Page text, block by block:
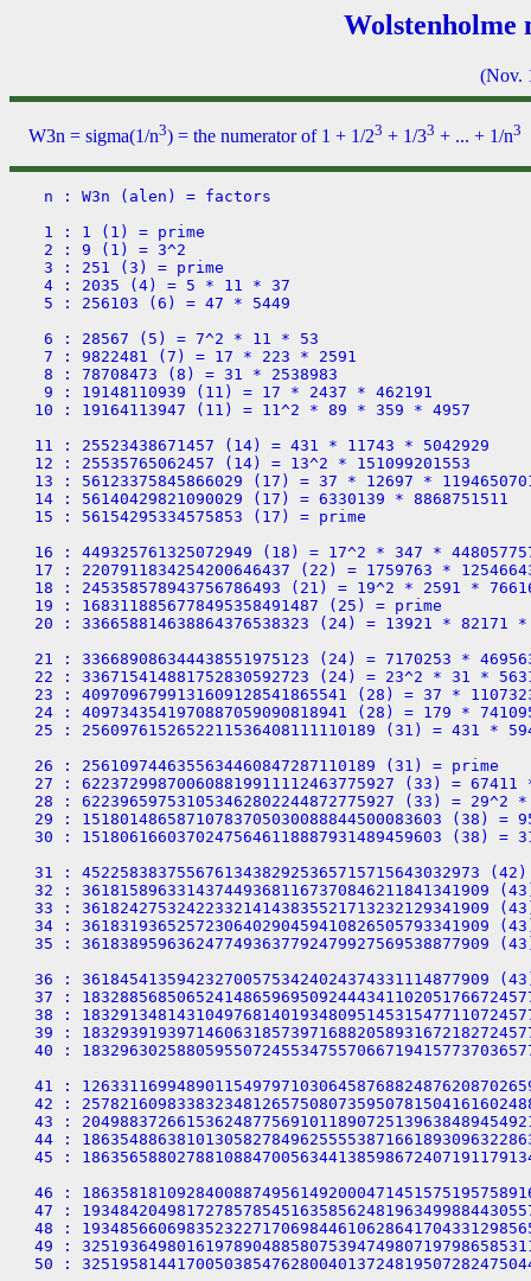
Wolstenholme
(Nov.
W3n = sigma(1/n3) = the numerator of 1 + 1/23 + 1/33 + ... + 1/n3
  n : W3n (alen) = factors

  1 : 1 (1) = prime
  2 : 9 (1) = 3^2
  3 : 251 (3) = prime
  4 : 2035 (4) = 5 * 11 * 37
  5 : 256103 (6) = 47 * 5449

  6 : 28567 (5) = 7^2 * 11 * 53
  7 : 9822481 (7) = 17 * 223 * 2591
  8 : 78708473 (8) = 31 * 2538983
  9 : 19148110939 (11) = 17 * 2437 * 462191
 10 : 19164113947 (11) = 11^2 * 89 * 359 * 4957

 11 : 25523438671457 (14) = 431 * 11743 * 5042929
 12 : 25535765062457 (14) = 13^2 * 151099201553
 13 : 56123375845866029 (17) = 37 * 12697 * 119465070161
 14 : 56140429821090029 (17) = 6330139 * 8868751511
 15 : 56154295334575853 (17) = prime

 16 : 449325761325072949 (18) = 17^2 * 347 * 4480577578703
 17 : 2207911834254200646437 (22) = 1759763 * 1254664312327399
 18 : 245358578943756786493 (21) = 19^2 * 2591 * 7661677 * 34237559
 19 : 1683118856778495358491487 (25) = prime
 20 : 336658814638864376538323 (24) = 13921 * 82171 * 294307265949353

 21 : 336689086344438551975123 (24) = 7170253 * 46956374669685791
 22 : 336715414881752830592723 (24) = 23^2 * 31 * 56311 * 7829357 * 46572151
 23 : 4097096799131609128541865541 (28) = 37 * 110732345922475922393023393
 24 : 4097343541970887059090818941 (28) = 179 * 74109551 * 504502267 * 612226387
 25 : 2560976152652211536408111110189 (31) = 431 * 5941940029355479202803042019

 26 : 2561097446355634460847287110189 (31) = prime
 27 : 622372998700608819911112463775927 (33) = 67411 * 1694345243179 * 5449015777209383
 28 : 622396597531053462802244872775927 (33) = 29^2 * 67 * 7548707 * 1463267890199092877863
 29 : 15180148658710783705030088844500083603 (38) = 953 * 1530346789 * 10408622728260420553660559
 30 : 15180616603702475646118887931489459603 (38) = 31^2 * 67 * 4308527 * 11192431 * 4889201958969261137

 31 : 452258383755676134382925365715715643032973 (42) = prime
 32 : 3618158963314374493681167370846211841341909 (43) = 37 * 97788080089577689018409928941789509225457
 33 : 3618242753242233214143835521713232129341909 (43) = 9619 * 21017 * 17897692903457844232305289945917583
 34 : 3618319365257230640290459410826505793341909 (43) = 1402567 * 2579783614798601878049647119051357827
 35 : 3618389596362477493637792479927569538877909 (43) = 149 * 5617067 * 4323340621594622406479740424477123

 36 : 3618454135942327005753424024374331114877909 (43) = 37^3 * 67 * 1301 * 1553 * 93239 * 482837 * 18717161 * 626262228661
 37 : 183288568506524148659695092444341102051766724577 (48) = 823 * 40357 * 577097 * 9562420833309003495687334144313731
 38 : 183291348143104976814019348095145315477110724577 (48) = 67 * 193 * 688668398749 * 20582574643566498570205649358983
 39 : 183293919397146063185739716882058931672182724577 (48) = 113 * 36467 * 63409 * 1693265684113 * 414279617132176472337611
 40 : 183296302588059550724553475570667194157737036577 (48) = 41^2 * 197279 * 7912639723 * 69852787477903379258023977901

 41 : 12633116994890115497971030645876882487620870265923417 (53) = 47 * 2477 * 7211 * 91159 * 705421 * 2622469 * 34339111 * 2598626187515802713
 42 : 257821609833832348126575080735950781504161602488233 (51) = 43^2 * 607 * 120691 * 767134259 * 588227238639101 * 4217958656492899
 43 : 20498837266153624877569101189072513963848945492103941131 (56) = 89 * 113 * 521 * 10159 * 2616023 * 2198418554099 * 66960726241022696884120961
 44 : 1863548863810130582784962555538716618930963228632721921 (55) = 137 * 13602546451168836370693157339698661452050826486370233
 45 : 1863565880278810884700563441385986724071911791343249921 (55) = 89 * 281 * 132384269 * 562875106556091904451926766570816846236501

 46 : 1863581810928400887495614920004714515751957589167249921 (55) = 47^2 * 53 * 106187 * 163991 * 461594299 * 1980273043690794177529245498931
 47 : 193484204981727857854516358562481963499884430557108252547983 (60) = 1945739 * 1236932419097 * 80392393912308758943734642638274286494101
 48 : 193485660698352322717069844610628641704331298565835334172983 (60) = 1307 * 148037995943651356325225588837512350194591659193447080469
 49 : 3251936498016197890488580753947498071979865853113300948741325281 (64) = 62473 * 119216653 * 118381766936021 * 3688314551642281662260482469900192969
 50 : 3251958144170050385476280040137248195072824750447564876132422113 (64) = 2729677649785041866161 * 2987746286575651602007 * 398740058323505096119

 51 : 3251978541824282633054228271011638628515617207095332257636422113 (64) = 3772150087 * 862102108034250820904366701306081575463998022805960599
 52 : 3251997785176236731494305725877071359132793058873204006924422113 (64) = 53^2 * 751 * 3343955723149 * 460996944157258594737636496165756589172072643
 53 : 484150380032914157748140164325119518120232694392648983862774294917101 (69) = 46153 * 68885464973194945399099 * 152283463915222144635515711319831410942783
 54 : 53794770916462515716247386467206295079614759359210310458788062990789 (68) = 217849 * 59028878320865447 * 3072343694184212446667 * 1361601946574051310180289
 55 : 591745439323004199872553855941906003521042832068331974016553287074679 (69) = 34367 * 17218419976227316899134456191750982149185056364196234004031579337

 56 : 591748242848160576162862823371062176951900724931704119769870464074679 (69) = 173 * 277 * 1973 * 889237 * 22661839 * 4244844959 * 756258284700683 * 96747414383368296754253
 57 : 591750901392888844394377511421035397069472877837558891541020288074679 (69) = 5065596574870499 * 27699286519373969281 * 4217350982472567239857718026301341
 58 : 591753424783935331430535716062670409540430787720569484167893824074679 (69) = 59^2 ** 128053 * 1327538116054766139985527161286499881763826249022390737740403
 59 : 121534218972573716612470894453273876594237674464356802837532415050665498341 (75) = 1153 * 36081310765873 * 1071958914222862296062103751 * 2725265514495007372034825031139
 60 : 121534687107261077447556373184224998016147633504799048093771801773778906341 (75) = 61^2 * 5419 * 3665968168623440356349 * 1644117062773559180776446379254144234150572291

 61 : 27586165931385696560502256547614016501835757153288317710720124870606606068186521 (80) = 11369 * 6681897737 * 363135956138508012866932792380637853273082636164869946168876868457
 62 : 27586262234206875438087114400368554626423609160602029043125037442207865524186521 (80) = 563 * 170097011983 * 288063199993669364646573840697249269932511021833332863714081593549
 63 : 27586354023585535928063174910317818413458740928625889335107736708204198068186521 (80) = 389 * 1951 * 2203 * 40361 * 288049 * 1322630805804856452787 * 1073015545393036753683624933403190947891
 64 : 220691532617723774715064603455250175547317559057396463876094987030031319031257793 (81) = 160586062837621763164231 * 1374288208565635430804104442818386268674172277336486482103
 65 : 220692201214064702730709035020658526925575870374984074455740627546796652518873793 (81) = 71899 * 87887 * 795079 * 250114976767705294916259299 * 175626285240262195541577562002774532841

 66 : 20062985443436643271104570862313819497962833055991583448169015310919908489352163 (80) = 67^2 * 4649 * 10687 * 1034249 * 14485417 * 93502943 * 903386821 * 1030915807331611 * 68952855414628319261381
 67 : 6034220383039801263446892411593933884325267262563969117661219736223357137804528600369 (85) = 732587833 * 175331611070779091 * 191696248493359991 * 245068576853872654577281882035330236376853
 68 : 6034236349514981708318846145826775875899008765189955699603305278490493185526064600369 (85) = 646241415794309127483829 * 9337433661843187384457632713627449515311853480087420515349261
 69 : 6034251631807777149667418503242557401198208142235011429988816303229967969343792600369 (85) = 113 * 953 * 541531 * 2808360392329003 * 622849419841416697 * 59155188953816129309341492543129717321801
 70 : 6034266268457118075737325665231773066196793238893012050785358114384895438023611864369 (85) = 71^2 * 271 * 4139 * 8081 * 1270516213751 * 9587458402823311957622677 * 10841621572100967406781071372154303

 71 : 2159735294780479525247200122731070102990075153079131049041852149303752432875646953540173159 (91) = 839 * 64881630125135840357709798037 * 39674988725692021635467341059588151908228715808415524125213
 72 : 2159740108860946601414729604451989447718595725330762268620093691460948284208362300604173159 (91) = 73^2 * 197015697025243 * 37769706231982240279 * 3229786085234326288585729 * 16863106306569255328107914867
 73 : 840177414774665039287931910528469282564375799832773994896922486698152755796117814955077501794703 (96) = 113 * 163 * 347 * 877 * 2502407132651 * 59898771816949575675631071660153350741671736561462155933892972799496983073
 74 : 840179139755426007481896805352489335616662140802293506674605527514893116566022308259153277794703 (96) = 28183 * 40709 * 2872121126957895902207 * 254971411412462855556638782941956082374400842703539072900617485707
 75 : 840180796652857432845881944410666999564655456910222572489360686109080484750019412602029253507471 (96) = 3323 * 252767720013033789205145714760268651 * 1000278187805158348550428345729743357126110419928362860727

 76 : 840182389003245341468292350765840635430989106661080420391295717937523943965611559768732677507471 (96) = 163 * 181 * 263 * 421 * 17207167067 * 14947211341218815158735079844100870201014253402103712924966644568547725503777
 77 : 9242023121278521746668316562955695366437978701885058964486886261935147210155321798678400060582181 (97) = 977446719677 * 7784373587646707153 * 81601656052990138156567067 * 14885084837120594598836764537910312550203
 78 : 9242039324012137258413591129160991565292174833317142953273358888435827336840830578203423292582181 (97) = 79^2 * 89 * 9631 * 9082726439 * 210871073289530924203 * 902025878905899538949649511710738130233186241767915686047
 79 : 4556693515311262850080722092672261842118745070207209165585541750846662629807527829787996441543489938059 (103) = 787 * 30308689 * 1695126380592318160464221 * 112695312539621521805199476044448533055051621084415930209637970740653
 80 : 4556700919601138633815465106768427082744069745024700617246662276527860905843743505247220281029143146059 (103) = 279949 * 36542981 * 698836391545020061 * 637370735619184250446110421557290353488164796072682493836559282987460551

 81